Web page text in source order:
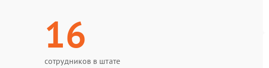
16
сотрудников в штате